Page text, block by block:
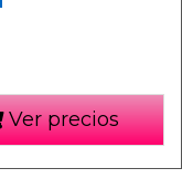
Ver precios